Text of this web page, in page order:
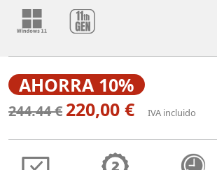
AHORRA 10%
244.44 € 220,00 € IVA incluido